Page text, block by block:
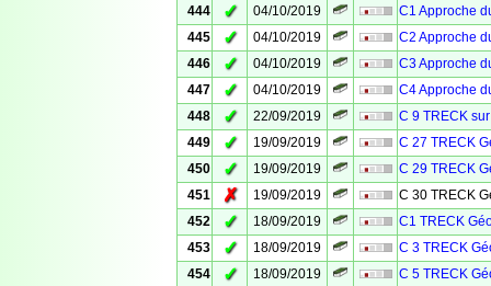
444
✓ 04/10/2019
C1 Approche
445
✓ 04/10/2019
C2 Approche
446
✓ 04/10/2019
C3 Approche
447
✓ 04/10/2019
C4 Approche
448
✓ 22/09/2019
C 9 TRECK
449
✓ 19/09/2019
C 27 TRECK
450
✓ 19/09/2019
C 29 TRECK
451
✗ 19/09/2019
C 30 TRECK
452
✓ 18/09/2019
C1 TRECK
453
✓ 18/09/2019
C 3 TRECK
454
✓ 18/09/2019
C 5 TRECK